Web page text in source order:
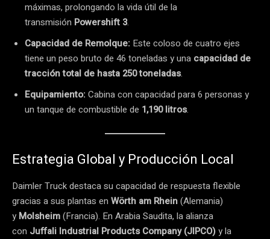
máximas, prolongando la vida útil de la
transmisión Powershift 3.
Capacidad de Remolque: Este coloso de cuatro ejes
tiene un peso bruto de 46 toneladas y una capacidad de
tracción total de hasta 250 toneladas.
Equipamiento:Cabina con capacidad para 6 personas y
un tanque de combustible de 1,190 litros.
Estrategia Global y Producción Local
Daimler Truck destaca su capacidad de respuesta flexible
gracias a sus plantas en Wörth am Rhein(Alemania)
y Molsheim(Francia). En Arabia Saudita, la alianza
con Juffali Industrial Products Company (JIPCO)y la